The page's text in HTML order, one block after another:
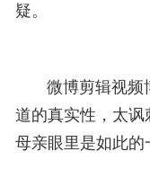
疑。
微博剪辑视频博
道的真实性，太
母亲眼里是如此的